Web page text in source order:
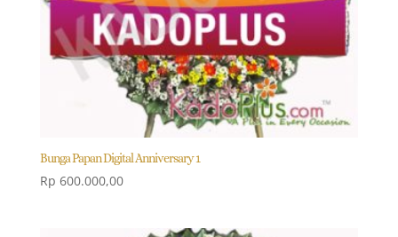
Bunga Papan Digital Anniversary 1
Rp 600.000,00